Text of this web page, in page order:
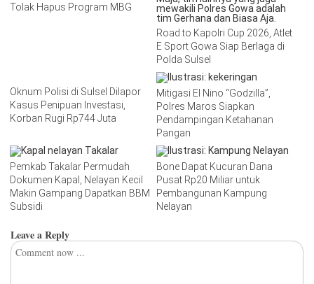
Tolak Hapus Program MBG
Road to Kapolri Cup 2026, Atlet
E Sport Gowa Siap Berlaga di
Polda Sulsel
Oknum Polisi di Sulsel Dilapor
Kasus Penipuan Investasi,
Korban Rugi Rp744 Juta
Mitigasi El Nino “Godzilla”,
Polres Maros Siapkan
Pendampingan Ketahanan
Pangan
Pemkab Takalar Permudah
Dokumen Kapal, Nelayan Kecil
Makin Gampang Dapatkan BBM
Subsidi
Bone Dapat Kucuran Dana
Pusat Rp20 Miliar untuk
Pembangunan Kampung
Nelayan
Leave a Reply